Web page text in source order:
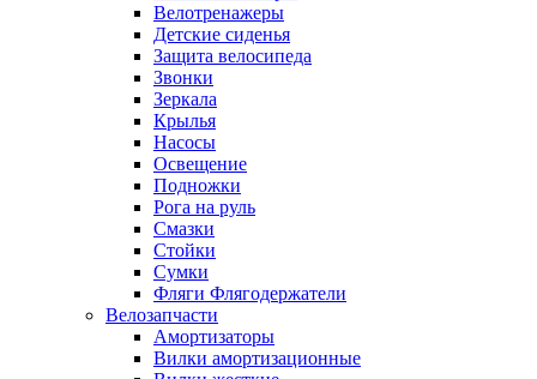
Велотренажеры
Детские сиденья
Защита велосипеда
Звонки
Зеркала
Крылья
Насосы
Освещение
Подножки
Рога на руль
Смазки
Стойки
Сумки
Фляги Флягодержатели
Велозапчасти
Амортизаторы
Вилки амортизационные